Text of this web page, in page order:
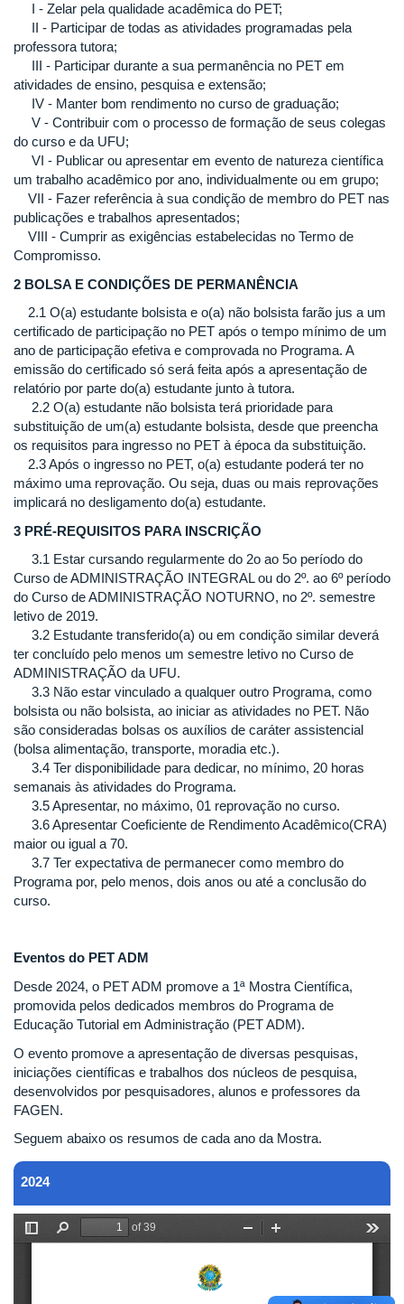
I - Zelar pela qualidade acadêmica do PET;
II - Participar de todas as atividades programadas pela
professora tutora;
III - Participar durante a sua permanência no PET em
atividades de ensino, pesquisa e extensão;
IV - Manter bom rendimento no curso de graduação;
V - Contribuir com o processo de formação de seus colegas
do curso e da UFU;
VI - Publicar ou apresentar em evento de natureza científica
um trabalho acadêmico por ano, individualmente ou em grupo;
VII - Fazer referência à sua condição de membro do PET nas
publicações e trabalhos apresentados;
VIII - Cumprir as exigências estabelecidas no Termo de
Compromisso.
2 BOLSA E CONDIÇÕES DE PERMANÊNCIA
2.1 O(a) estudante bolsista e o(a) não bolsista farão jus a um
certificado de participação no PET após o tempo mínimo de um
ano de participação efetiva e comprovada no Programa. A
emissão do certificado só será feita após a apresentação de
relatório por parte do(a) estudante junto à tutora.
2.2 O(a) estudante não bolsista terá prioridade para
substituição de um(a) estudante bolsista, desde que preencha
os requisitos para ingresso no PET à época da substituição.
2.3 Após o ingresso no PET, o(a) estudante poderá ter no
máximo uma reprovação. Ou seja, duas ou mais reprovações
implicará no desligamento do(a) estudante.
3 PRÉ-REQUISITOS PARA INSCRIÇÃO
3.1 Estar cursando regularmente do 2o ao 5o período do
Curso de ADMINISTRAÇÃO INTEGRAL ou do 2º. ao 6º período
do Curso de ADMINISTRAÇÃO NOTURNO, no 2º. semestre
letivo de 2019.
3.2 Estudante transferido(a) ou em condição similar deverá
ter concluído pelo menos um semestre letivo no Curso de
ADMINISTRAÇÃO da UFU.
3.3 Não estar vinculado a qualquer outro Programa, como
bolsista ou não bolsista, ao iniciar as atividades no PET. Não
são consideradas bolsas os auxílios de caráter assistencial
(bolsa alimentação, transporte, moradia etc.).
3.4 Ter disponibilidade para dedicar, no mínimo, 20 horas
semanais às atividades do Programa.
3.5 Apresentar, no máximo, 01 reprovação no curso.
3.6 Apresentar Coeficiente de Rendimento Acadêmico(CRA)
maior ou igual a 70.
3.7 Ter expectativa de permanecer como membro do
Programa por, pelo menos, dois anos ou até a conclusão do
curso.
Eventos do PET ADM
Desde 2024, o PET ADM promove a 1ª Mostra Científica,
promovida pelos dedicados membros do Programa de
Educação Tutorial em Administração (PET ADM).
O evento promove a apresentação de diversas pesquisas,
iniciações científicas e trabalhos dos núcleos de pesquisa,
desenvolvidos por pesquisadores, alunos e professores da
FAGEN.
Seguem abaixo os resumos de cada ano da Mostra.
2024